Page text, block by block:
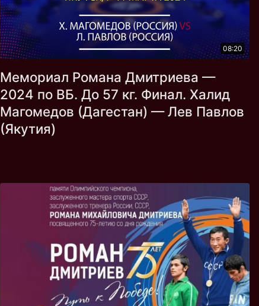
08:20
Мемориал Романа Дмитриева —
2024 по ВБ. До 57 кг. Финал. Халид
Магомедов (Дагестан) — Лев Павлов
(Якутия)